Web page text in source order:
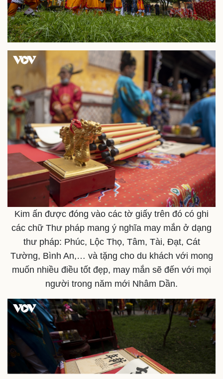
Doanh nghiệp
Thông tin doanh nghiệp
Doanh nghiệp 24h
Doanh nhân
Vì cộng đồng
Công nghệ
Sành điệu
Trải nghiệm
Chuyển đổi số
Kim ấn được đóng vào các tờ giấy trên đó có ghi
các chữ Thư pháp mang ý nghĩa may mắn ở dạng
thư pháp: Phúc, Lộc Thọ, Tâm, Tài, Đạt, Cát
Tường, Bình An,… và tặng cho du khách với mong
muốn nhiều điều tốt đẹp, may mắn sẽ đến với mọi
người trong năm mới Nhâm Dần.